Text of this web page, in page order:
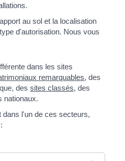
au sol et la localisation
d'autorisation. Nous vous
dans les sites
remarquables, des
dessites classés, des
nationaux.
l'un de ces secteurs,